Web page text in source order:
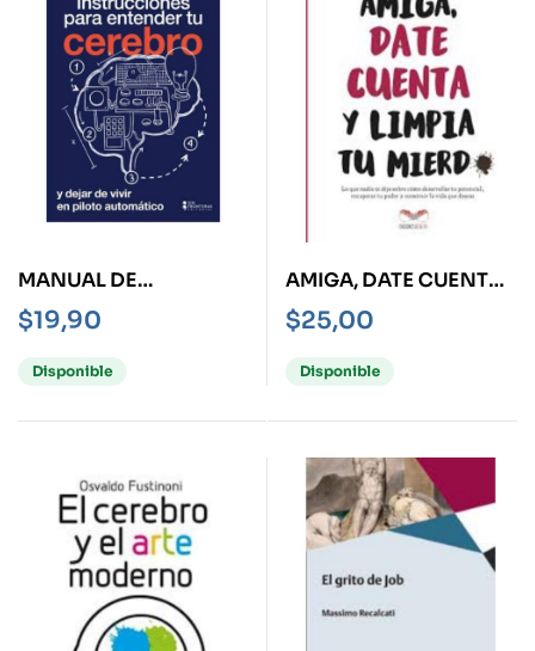
MANUAL DE
INSTRUCCIONES PARA
ENTENDER TU
CEBREBRO
$19,90
Disponible
AMIGA, DATE CUENTA
Y LIMPIA TU MIERD*
$25,00
Disponible